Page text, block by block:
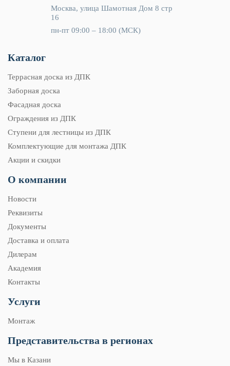
Москва, улица Шамотная Дом 8 стр
16
пн-пт 09:00 – 18:00 (МСК)
Каталог
Террасная доска из ДПК
Заборная доска
Фасадная доска
Ограждения из ДПК
Ступени для лестницы из ДПК
Комплектующие для монтажа ДПК
Акции и скидки
О компании
Новости
Реквизиты
Документы
Доставка и оплата
Дилерам
Академия
Контакты
Услуги
Монтаж
Представительства в регионах
Мы в Казани